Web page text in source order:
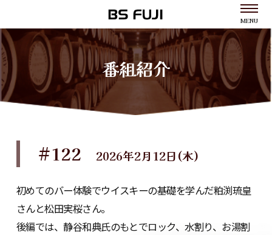
MENU
番組紹介
#122 2026年2月12日(木)
初めてのバー体験でウイスキーの基礎を学んだ粕渕琉皇
さんと松田実桜さん。
後編では、静谷和典氏のもとでロック、水割り、お湯割